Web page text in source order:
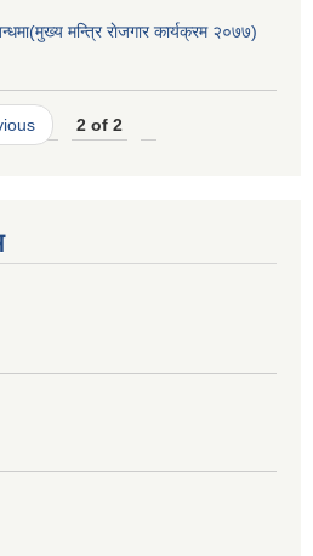
मन्त्रि राेजगार कार्यक्रम २०७७)
2 of 2